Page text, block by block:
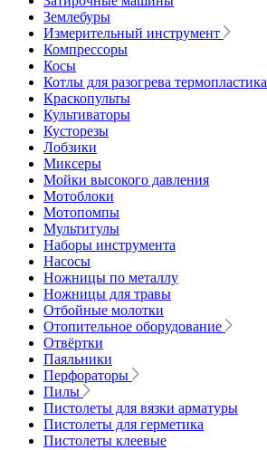
Землебуры
Измерительный инструмент
Компрессоры
Косы
Котлы для разогрева термопластика
Краскопульты
Культиваторы
Кусторезы
Лобзики
Миксеры
Мойки высокого давления
Мотоблоки
Мотопомпы
Мультитулы
Наборы инструмента
Насосы
Ножницы по металлу
Ножницы для травы
Отбойные молотки
Отопительное оборудование
Отвёртки
Паяльники
Перфораторы
Пилы
Пистолеты для вязки арматуры
Пистолеты для герметика
Пистолеты клеевые